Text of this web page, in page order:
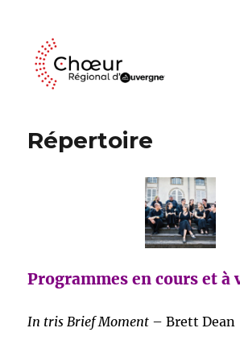
Répertoire
Programmes en cours et à
In tris Brief Moment – Brett Dean